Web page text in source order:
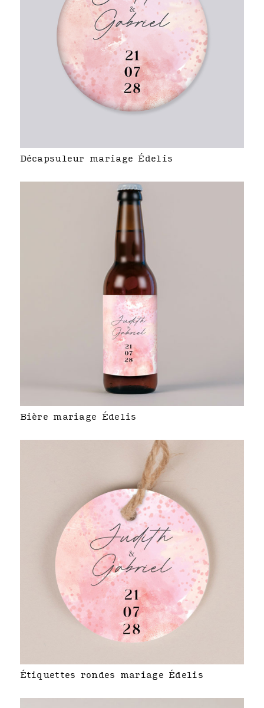
Décapsuleur mariage Édelis
Bière mariage Édelis
Étiquettes rondes mariage Édelis